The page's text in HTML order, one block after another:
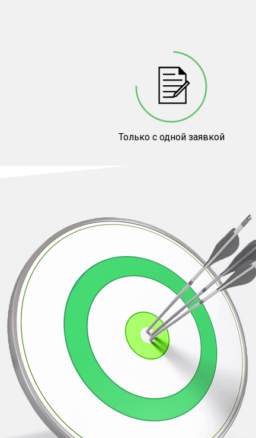
Только с одной заявкой